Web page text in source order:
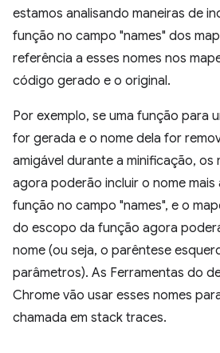
estamos analisando maneiras de
função no campo "names" dos
referência a esses nomes nos
código gerado e o original.
Por exemplo, se uma função para
for gerada e o nome dela for
amigável durante a minificação, os
agora poderão incluir o nome mais
função no campo "names", e o
do escopo da função agora
nome (ou seja, o parêntese
parâmetros). As Ferramentas do
Chrome vão usar esses nomes
chamada em stack traces.